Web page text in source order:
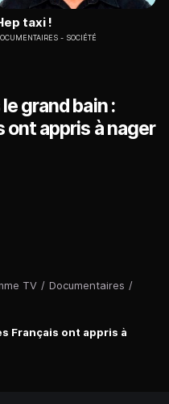
TV / Documentaires /
Français ont appris à
taxi !
SOCIÉTÉ
grand bain :
ont appris à nager